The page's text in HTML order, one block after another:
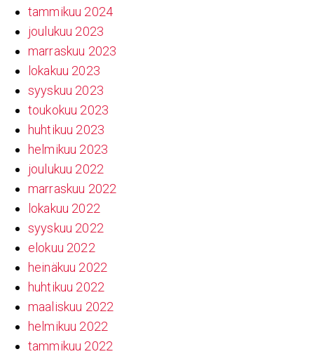
tammikuu 2024
joulukuu 2023
marraskuu 2023
lokakuu 2023
syyskuu 2023
toukokuu 2023
huhtikuu 2023
helmikuu 2023
joulukuu 2022
marraskuu 2022
lokakuu 2022
syyskuu 2022
elokuu 2022
heinäkuu 2022
huhtikuu 2022
maaliskuu 2022
helmikuu 2022
tammikuu 2022